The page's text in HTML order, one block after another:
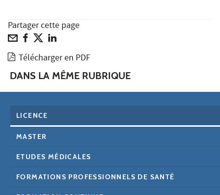
Partager cette page
Télécharger en PDF
DANS LA MÊME RUBRIQUE
LICENCE
MASTER
ETUDES MÉDICALES
FORMATIONS PROFESSIONNELS DE SANTÉ